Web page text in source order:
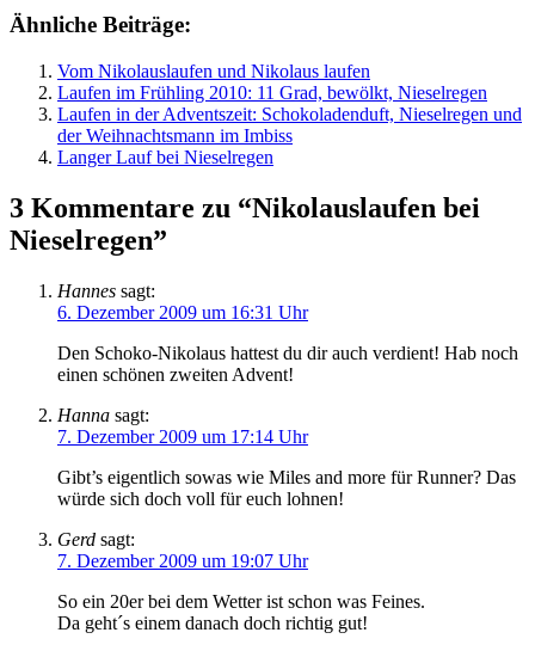
Ähnliche Beiträge:
Vom Nikolauslaufen und Nikolaus laufen
Laufen im Frühling 2010: 11 Grad, bewölkt, Nieselregen
Laufen in der Adventszeit: Schokoladenduft, Nieselregen und
der Weihnachtsmann im Imbiss
Langer Lauf bei Nieselregen
3 Kommentare zu “Nikolauslaufen bei
Nieselregen”
Hannes sagt:
6. Dezember 2009 um 16:31 Uhr
Den Schoko-Nikolaus hattest du dir auch verdient! Hab noch
einen schönen zweiten Advent!
Hanna sagt:
7. Dezember 2009 um 17:14 Uhr
Gibt’s eigentlich sowas wie Miles and more für Runner? Das
würde sich doch voll für euch lohnen!
Gerd sagt:
7. Dezember 2009 um 19:07 Uhr
So ein 20er bei dem Wetter ist schon was Feines.
Da geht´s einem danach doch richtig gut!